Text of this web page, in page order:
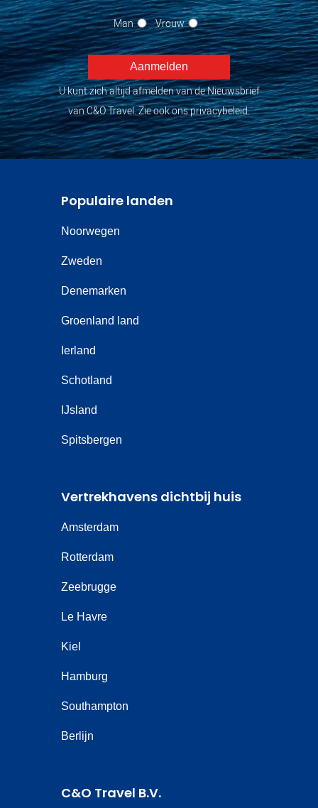
Man Vrouw
U kunt zich altijd afmelden van de Nieuwsbrief
van C&O Travel. Zie ook ons privacybeleid.
Populaire landen
Noorwegen
Zweden
Denemarken
Groenland land
Ierland
Schotland
IJsland
Spitsbergen
Vertrekhavens dichtbij huis
Amsterdam
Rotterdam
Zeebrugge
Le Havre
Kiel
Hamburg
Southampton
Berlijn
C&O Travel B.V.